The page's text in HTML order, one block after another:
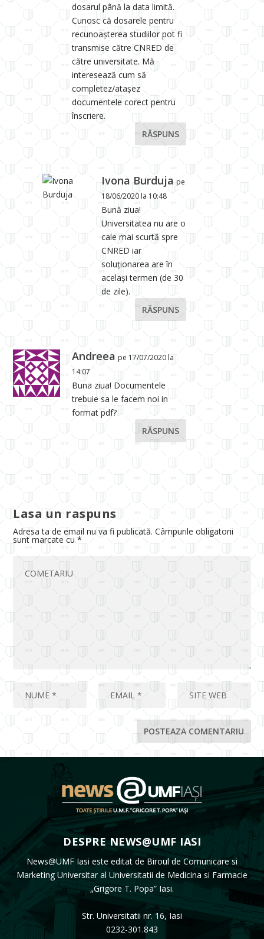
dosarul până la data limită.
Cunosc că dosarele pentru
recunoaşterea studiilor pot fi
transmise către CNRED de
către universitate. Mă
interesează cum să
completez/atașez
documentele corect pentru
înscriere.
RĂSPUNS
Ivona Burduja pe
18/06/2020 la 10:48
Bună ziua!
Universitatea nu are o
cale mai scurtă spre
CNRED iar
soluționarea are în
același termen (de 30
de zile).
RĂSPUNS
Andreea pe 17/07/2020 la
14:07
Buna ziua! Documentele
trebuie sa le facem noi in
format pdf?
RĂSPUNS
Lasa un raspuns
Adresa ta de email nu va fi publicată. Câmpurile obligatorii
sunt marcate cu*
DESPRE NEWS@UMF IASI
News@UMF Iasi este editat de Biroul de Comunicare si
Marketing Universitar al Universitatii de Medicina si Farmacie
„Grigore T. Popa” Iasi.
Str. Universitatii nr. 16, Iasi
0232-301.843